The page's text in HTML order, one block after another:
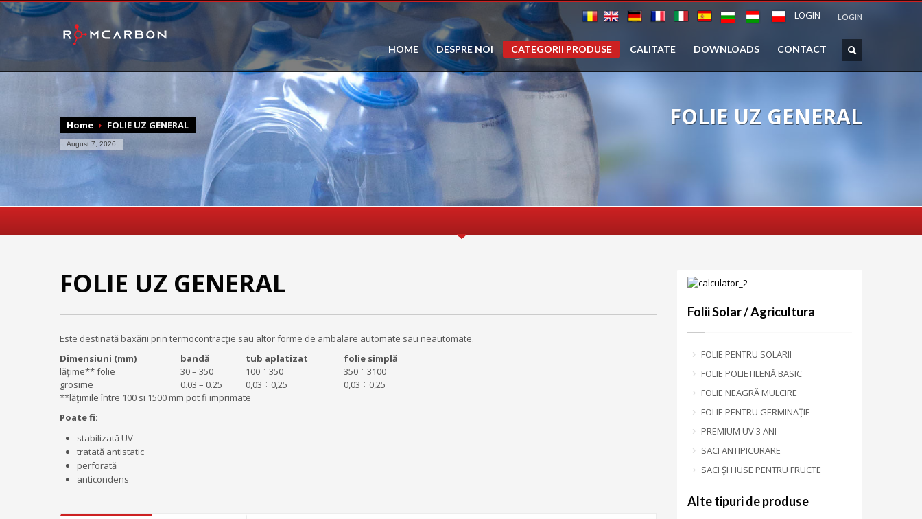
LOGIN
LOGIN
HOME DESPRE NOI CATEGORII PRODUSE CALITATE DOWNLOADS CONTACT
Home FOLIE UZ GENERAL
August 7, 2026
FOLIE UZ GENERAL
FOLIE UZ GENERAL
Este destinată baxării prin termocontracţie sau altor forme de ambalare automate sau neautomate.
Dimensiuni (mm)
bandă tub aplatizat
folie simplă
lăţime** folie
30 – 350 100 ÷ 350
350 ÷ 3100
grosime
0.03 – 0.25 0,03 ÷ 0,25
0,03 ÷ 0,25
**lăţimile între 100 si 1500 mm pot fi imprimate
Poate fi:
stabilizată UV
tratată antistatic
perforată
anticondens
Folii Solar / Agricultura
FOLIE PENTRU SOLARII
FOLIE POLIETILENĂ BASIC
FOLIE NEAGRĂ MULCIRE
FOLIE PENTRU GERMINAŢIE
PREMIUM UV 3 ANI
SACI ANTIPICURARE
SACI ŞI HUSE PENTRU FRUCTE
Alte tipuri de produse